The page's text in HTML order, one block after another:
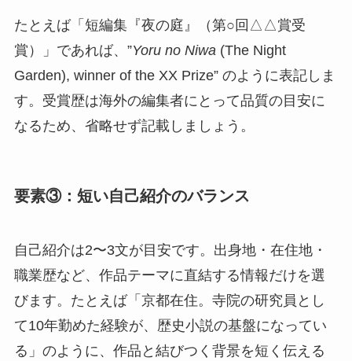
たとえば「短編集『夜の庭』（第○回△△賞受
賞）」であれば、”Yoru no Niwa(The Night
Garden), winner of the XX Prize” のように表記しま
す。受賞歴は海外の編集者にとって品質の目安に
なるため、省略せず記載しましょう。
要素③：短い自己紹介のバランス
自己紹介は2〜3文が目安です。出身地・在住地・
職業歴など、作品テーマに直結する情報だけを選
びます。たとえば「京都在住。寺院の研究員とし
て10年勤めた経験が、歴史小説の基盤になってい
る」のように、作品と結びつく背景を短く伝える